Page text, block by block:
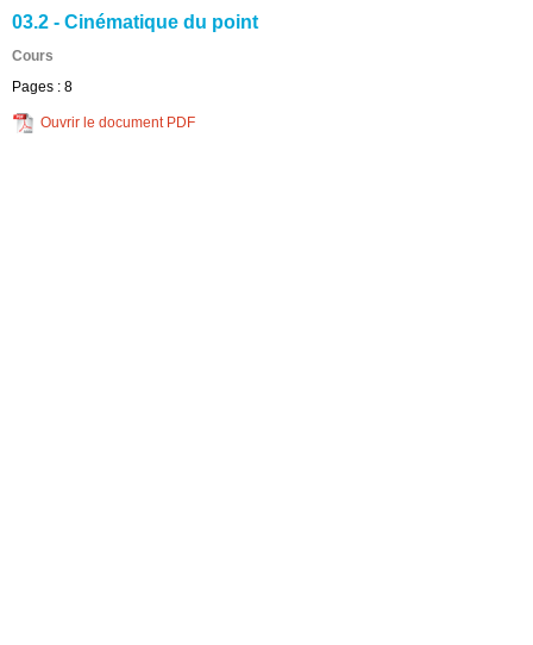
03.2 - Cinématique du point
Cours
Pages : 8
Ouvrir le document PDF